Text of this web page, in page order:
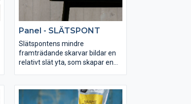
Panel - SLÄTSPONT
Slätspontens mindre
framträdande skarvar bildar en
relativt slät yta, som skapar en
behåller sin form och sitt
utseende. Panelen kan du köpa